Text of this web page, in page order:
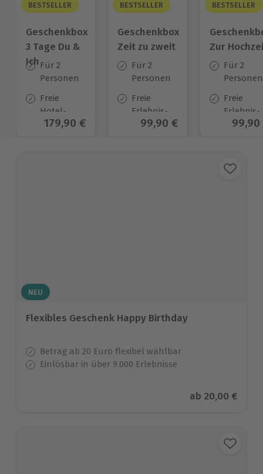
BESTSELLER
Geschenkbox
3 Tage Du &
Ich Für 2
Personen
Freie
Hotel-
Auswahl
Aktueller Preis
179,90 €
BESTSELLER
Geschenkbox
Zeit zu zweit
Für 2
Personen
Freie
Erlebnis-
Auswahl
Aktueller Preis
99,90 €
BESTSELLER
Zur
Für 2
Personen
Freie
Erlebnis-
Auswahl
99,90
NEU
Flexibles Geschenk Happy Birthday
Betrag ab 20 Euro flexibel wählbar
Einlösbar in über 9.000 Erlebnisse
Aktueller Preis
ab 20,00 €